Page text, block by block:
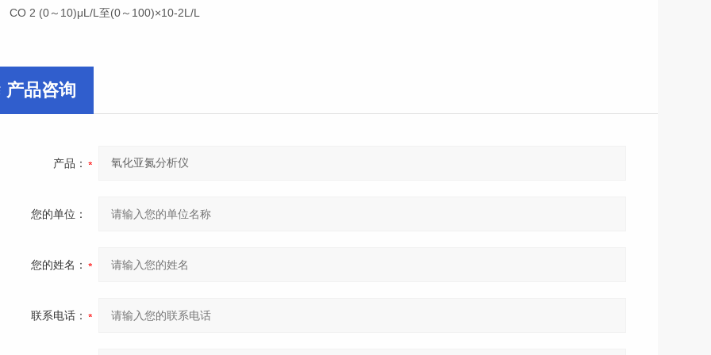
2 (0～10)μL/L至(0～100)×10-2L/L
产品咨询
产品：
您的单位：
您的姓名：
联系电话：